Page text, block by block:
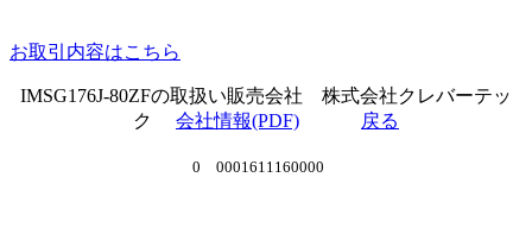
お取引内容はこちら
IMSG176J-80ZFの取扱い販売会社 株式会社クレバーテッ
ク 会社情報(PDF) 戻る
0 0001611160000